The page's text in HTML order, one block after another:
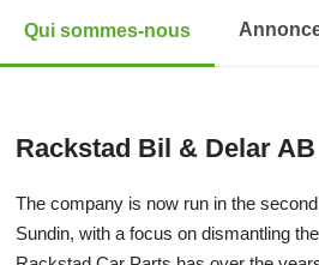
Qui sommes-nous
Rackstad Bil & Delar AB
The company is now run in the
Sundin, with a focus on dismantling